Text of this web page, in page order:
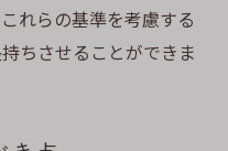
れらの基準を考慮する
ちさせることができま